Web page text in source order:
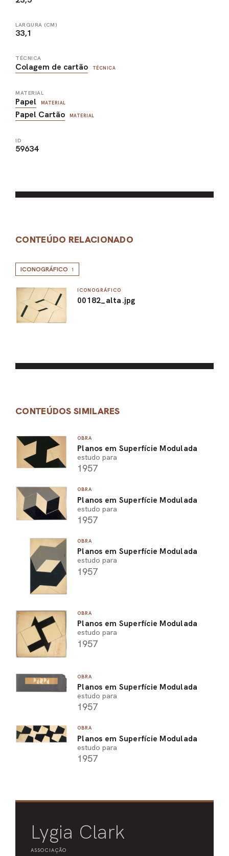
LARGURA (CM)
33,1
TÉCNICA
Colagem de cartão TÉCNICA
MATERIAL
Papel MATERIAL
Papel Cartão MATERIAL
ID
59634
CONTEÚDO RELACIONADO
ICONOGRÁFICO 1
ICONOGRÁFICO
00182_alta.jpg
CONTEÚDOS SIMILARES
OBRA
Planos em Superfície Modulada
estudo para
1957
OBRA
Planos em Superfície Modulada
estudo para
1957
OBRA
Planos em Superfície Modulada
estudo para
1957
OBRA
Planos em Superfície Modulada
estudo para
1957
OBRA
Planos em Superfície Modulada
estudo para
1957
OBRA
Planos em Superfície Modulada
estudo para
1957
Lygia Clark
ASSOCIAÇÃO